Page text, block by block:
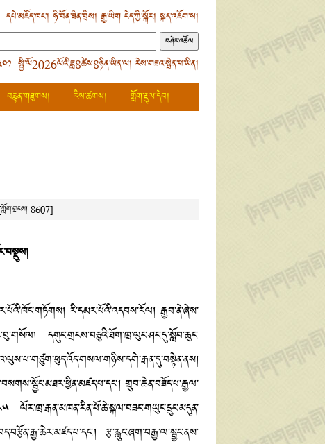
དཔེ་མཛོད་ཁང་། ཧི་བོན་ཟིན་བྲིས། རྒྱ་ཡིགངེད་ཀྱི་སྐོར། སྐད་འཇོག་ས།
སྤྱི་ལོ2026ལོའི་ཟླ8ཚེས8ཉིན་ཡིན་ལ། རེས་གཟའ་སྤེན་པ་ཡིན།
བརྙན་གཟུགས། རིས་ཚགས།
གློག་རྡུལ་དེབ།
8607]
རི་དམར་པོའི་འདབས་རོལ། རྒྱབ་ནེ་ཞེས་
དགུང་གྲངས་བཅུའི་ཐོག་ཁྲ་ལུང་ཤང་དུ་སློབ་ཆུང་
གྲུབ་ཆེན་བཟོད་པ་རྒྱལ་
རྩ་རླུང་ཞག་བརྒྱ་ལ་སྦྱང་ནས་